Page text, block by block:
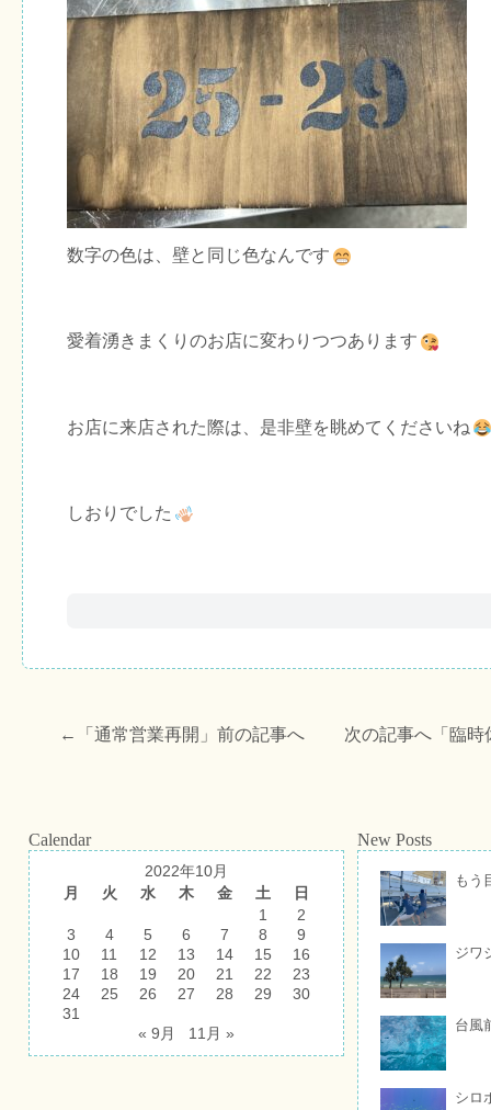
数字の色は、壁と同じ色なんです
愛着湧きまくりのお店に変わりつつあります
お店に来店された際は、是非壁を眺めてくださいね
しおりでした
←「 通常営業再開 」前の記事へ 次の記事へ「 臨時
Calendar
2022年10月
月
火 水 木 金 土
日
1
2
3
4 5 6 7 8
9
10
11 12 13 14 15
16
17
18 19 20 21 22
23
24
25 26 27 28 29
30
31
« 9月
11月 »
New Posts
もう
ジワ
台風
シロ